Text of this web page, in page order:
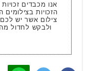
אנו מכבדים
הזכויות בצילומים
צילום אשר יש לכם
ולבקש לחדול